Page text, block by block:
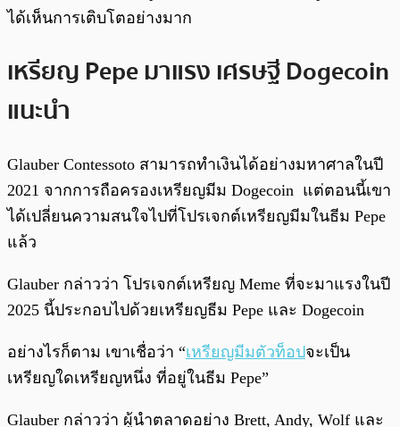
ได้เห็นการเติบโตอย่างมาก
เหรียญ Pepe มาแรง เศรษฐี Dogecoin
แนะนำ
Glauber Contessoto สามารถทำเงินได้อย่างมหาศาลในปี
2021 จากการถือครองเหรียญมีม Dogecoin แต่ตอนนี้เขา
ได้เปลี่ยนความสนใจไปที่โปรเจกต์เหรียญมีมในธีม Pepe
แล้ว
Glauber กล่าวว่า โปรเจกต์เหรียญ Meme ที่จะมาแรงในปี
2025 นี้ประกอบไปด้วยเหรียญธีม Pepe และ Dogecoin
อย่างไรก็ตาม เขาเชื่อว่า “เหรียญมีมตัวท็อปจะเป็น
เหรียญใดเหรียญหนึ่ง ที่อยู่ในธีม Pepe”
Glauber กล่าวว่า ผู้นำตลาดอย่าง Brett, Andy, Wolf และ